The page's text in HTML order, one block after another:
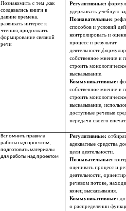
Познакомить с тем ,как
создавались книги в
давние времена.
развивать интерес к
чтению,продолжить
формирование связной
речи
Регулятивные:
удерживать учебную
Познавательные:
способов и условий
контролировать и
процесс и результат
собственное мнение и
строить
высказывание.
Коммуникативные:
собственное мнение и
строить
высказывание,
доступные речевые
передачи своего
Вспомнить правила
работы над проектом ,
подготовить материалы
для работы над проектом
Регулятивные:
адекватные средства
цели деятельности.
Познавательные:
оценивать процесс и
деятельности,
речевом потоке,
конец высказывания.
Коммуникативные:
о распределении